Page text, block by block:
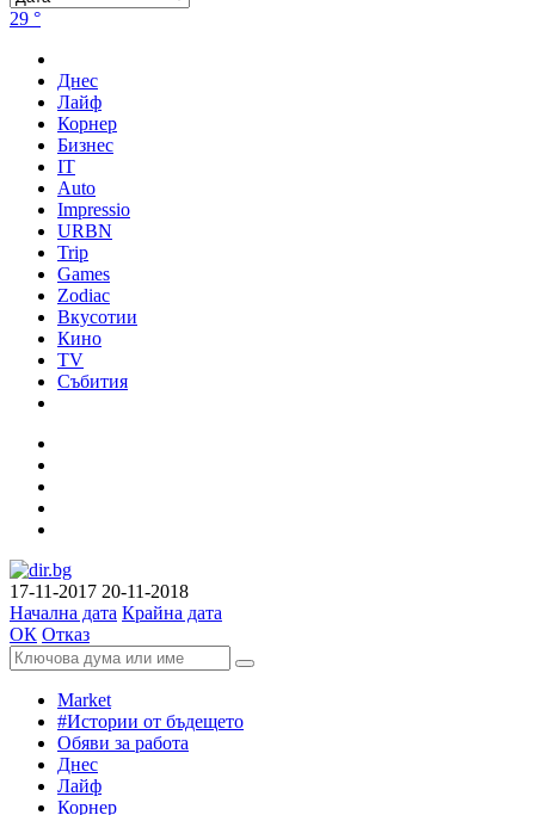
29 °
Днес
Лайф
Корнер
Бизнес
IT
Auto
Impressio
URBN
Trip
Games
Zodiac
Вкусотии
Кино
TV
Събития
17-11-2017 20-11-2018
Начална дата Крайна дата
ОК Отказ
Market
#Истории от бъдещето
Обяви за работа
Днес
Лайф
Корнер